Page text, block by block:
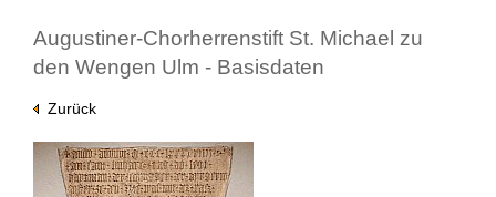
Augustiner-Chorherrenstift St. Michael zu
den Wengen Ulm - Basisdaten
Zurück